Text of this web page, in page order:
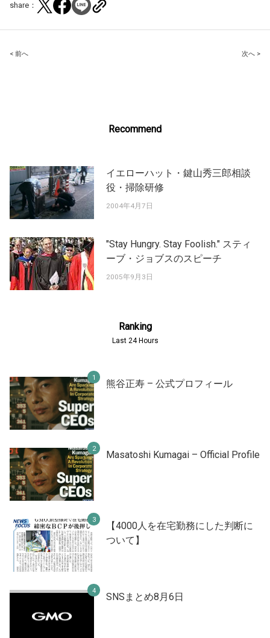
share：
Post
< 前へ 次へ >
Recommend
イエローハット・鍵山秀三郎相談
役・掃除研修
2004年4月7日
"Stay Hungry. Stay Foolish." スティ
ーブ・ジョブスのスピーチ
2005年9月3日
Ranking
Last 24 Hours
熊谷正寿 – 公式プロフィール
Masatoshi Kumagai – Official Profile
【4000人を在宅勤務にした判断に
ついて】
SNSまとめ8月6日